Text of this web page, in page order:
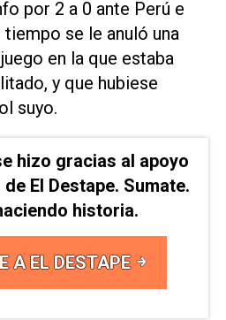
por 2 a 0 ante Perú e
se le anuló una
en la que estaba
y que hubiese
suyo.
hizo gracias al apoyo
El Destape. Sumate.
historia.
A EL DESTAPE